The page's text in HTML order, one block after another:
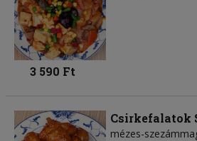
3 590 Ft
Csirkefalatok
mézes-